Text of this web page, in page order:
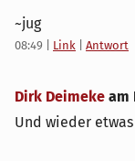
~jug
08:49 Link Antwort
Dirk Deimeke am
Und wieder